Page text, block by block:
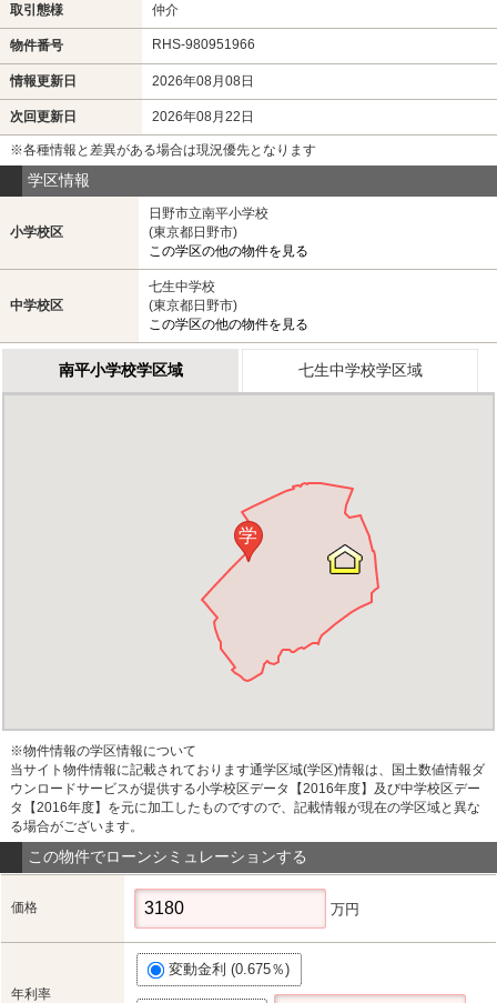
取引態様 仲介
物件番号 RHS-980951966
情報更新日 2026年08月08日
次回更新日 2026年08月22日
※各種情報と差異がある場合は現況優先となります
学区情報
小学校区
日野市立南平小学校
(東京都日野市)
この学区の他の物件を見る
中学校区
七生中学校
(東京都日野市)
この学区の他の物件を見る
南平小学校学区域 七生中学校学区域
学
※物件情報の学区情報について
当サイト物件情報に記載されております通学区域(学区)情報は、国土数値情報ダ
ウンロードサービスが提供する小学校区データ【2016年度】及び中学校区デー
タ【2016年度】を元に加工したものですので、記載情報が現在の学区域と異な
る場合がございます。
この物件でローンシミュレーションする
価格 万円
年利率
変動金利 (0.675％)